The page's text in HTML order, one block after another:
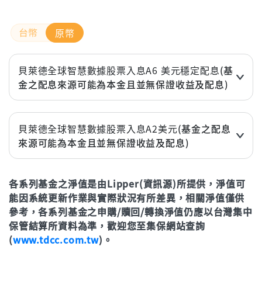
原幣
貝萊德全球智慧數據股票入息A6 美元穩定配息(基
金之配息來源可能為本金且並無保證收益及配息)
近6個月
7.81%
近1年(%)
近3年
51.20%
年初至今
10.74%
立即申購
貝萊德全球智慧數據股票入息A2美元(基金之配息
來源可能為本金且並無保證收益及配息)
近6個月
7.75%
近1年(%)
14.88%
近2年(%)
30.26%
近3年
各系列基金之淨值是由Lipper(資訊源)所提供，淨值可
能因系統更新作業與實際狀況有所差異，相關淨值僅供
參考，各系列基金之申購/贖回/轉換淨值仍應以台灣集中
保管結算所資料為準，歡迎您至集保網站查詢
(www.tdcc.com.tw)。